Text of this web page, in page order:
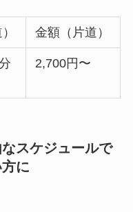
金額（片道）
2,700円〜
スケジュールで
に